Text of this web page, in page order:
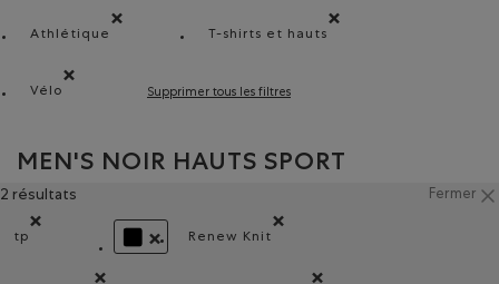
SUPPRIMER LE FILTRE CLASSÉ SELON
Athlétique
T-shirts et hauts
Vélo
Supprimer tous les filtres
MEN'S NOIR HAUTS SPORT
2 résultats Fermer
tp
Supprimer le filtre Classé selon Coupes : tp
SUPPRIMER LE FILTRE CLASSÉ SELON COULEUR :
Renew Knit